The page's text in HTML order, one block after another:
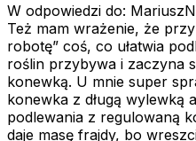
W odpowiedzi do:
Też mam wrażenie, że
robotę” coś, co ułatwia
roślin przybywa i zaczyna
konewką. U mnie super
konewka z długą wylewką
podlewania z regulowaną
daje masę frajdy, bo